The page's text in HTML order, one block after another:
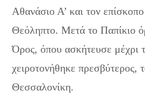
Αθανάσιο Α’ και τον
Θεόληπτο. Μετά το Παπίκιο
Όρος, όπου ασκήτευσε μέχρι
χειροτονήθηκε πρεσβύτερος,
Θεσσαλονίκη.